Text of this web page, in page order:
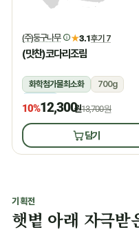
(주)둥구나무 ★3.1후기 7
(맛찬)코다리조림
화학첨가물최소화
700g
냉장
10%12,300원13,700원
담기
기획전
햇볕 아래 자극받